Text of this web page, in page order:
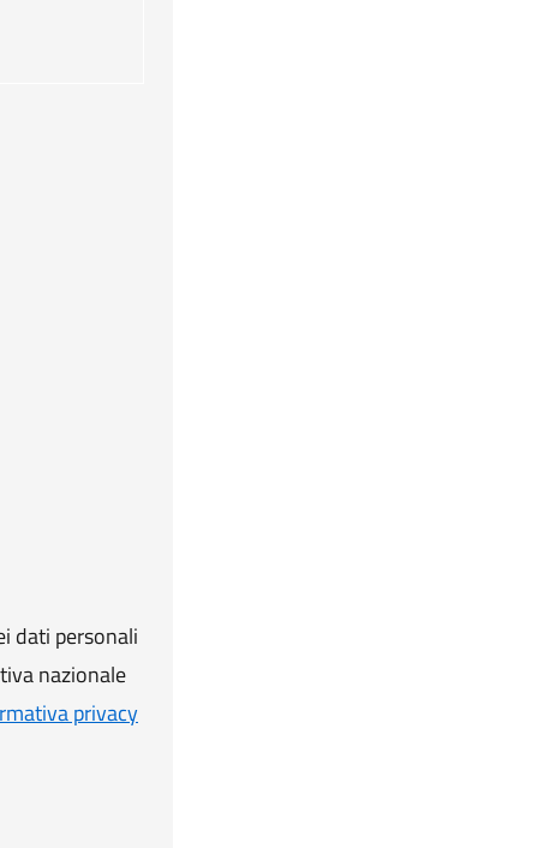
dati personali
nazionale
privacy